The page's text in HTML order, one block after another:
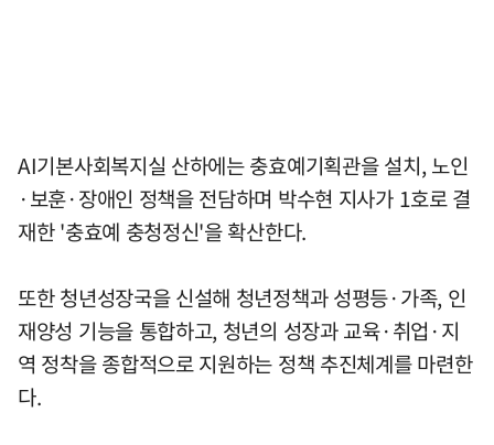
AI기본사회복지실 산하에는 충효예기획관을 설치, 노인
·보훈·장애인 정책을 전담하며 박수현 지사가 1호로 결
재한 '충효예 충청정신'을 확산한다.
또한 청년성장국을 신설해 청년정책과 성평등·가족, 인
재양성 기능을 통합하고, 청년의 성장과 교육·취업·지
역 정착을 종합적으로 지원하는 정책 추진체계를 마련한
다.